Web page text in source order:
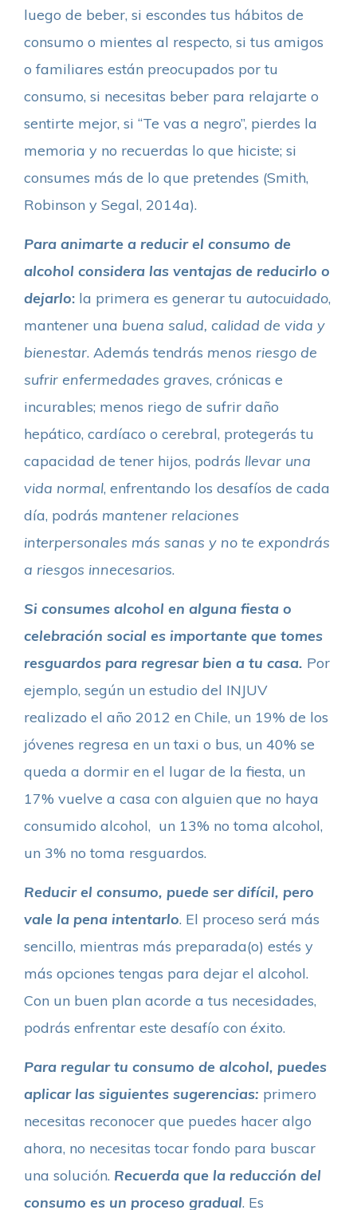
luego de beber, si escondes tus hábitos de
consumo o mientes al respecto, si tus amigos
o familiares están preocupados por tu
consumo, si necesitas beber para relajarte o
sentirte mejor, si “Te vas a negro”, pierdes la
memoria y no recuerdas lo que hiciste; si
consumes más de lo que pretendes (Smith,
Robinson y Segal, 2014a).
Para animarte a reducir el consumo de
alcohol considera las ventajas de reducirlo o
dejarlo: la primera es generar tu autocuidado,
mantener una buena salud, calidad de vida y
bienestar. Además tendrás menos riesgo de
sufrir enfermedades graves, crónicas e
incurables; menos riego de sufrir daño
hepático, cardíaco o cerebral, protegerás tu
capacidad de tener hijos, podrás llevar una
vida normal, enfrentando los desafíos de cada
día, podrás mantener relaciones
interpersonales más sanas y no te expondrás
a riesgos innecesarios.
Si consumes alcohol en alguna fiesta o
celebración social es importante que tomes
resguardos para regresar bien a tu casa. Por
ejemplo, según un estudio del INJUV
realizado el año 2012 en Chile, un 19% de los
jóvenes regresa en un taxi o bus, un 40% se
queda a dormir en el lugar de la fiesta, un
17% vuelve a casa con alguien que no haya
consumido alcohol, un 13% no toma alcohol,
un 3% no toma resguardos.
Reducir el consumo, puede ser difícil, pero
vale la pena intentarlo. El proceso será más
sencillo, mientras más preparada(o) estés y
más opciones tengas para dejar el alcohol.
Con un buen plan acorde a tus necesidades,
podrás enfrentar este desafío con éxito.
Para regular tu consumo de alcohol, puedes
aplicar las siguientes sugerencias: primero
necesitas reconocer que puedes hacer algo
ahora, no necesitas tocar fondo para buscar
una solución. Recuerda que la reducción del
consumo es un proceso gradual. Es